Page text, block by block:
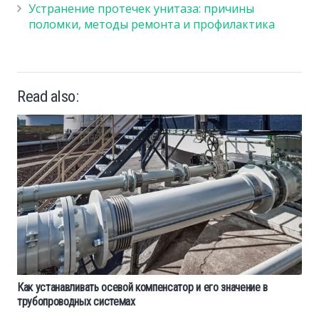
Устранение протечек унитаза: причины
поломки, методы ремонта и профилактика
Read also:
Как устанавливать осевой компенсатор и его значение в
трубопроводных системах